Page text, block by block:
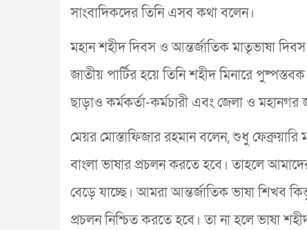
সাংবাদিকদের তিনি এসব কথা বলেন।
মহান শহীদ দিবস ও আন্তর্জাতিক মাতৃভাষা
জাতীয় পার্টির হয়ে তিনি শহীদ মিনারে
ছাড়াও কর্মকর্তা-কর্মচারী এবং জেলা ও মহানগর
মেয়র মোস্তাফিজার রহমান বলেন, শুধু
বাংলা ভাষার প্রচলন করতে হবে। তাহলে
বেড়ে যাচ্ছে। আমরা আন্তর্জাতিক ভাষা শিখব
প্রচলন নিশ্চিত করতে হবে। তা না হলে ভাষা